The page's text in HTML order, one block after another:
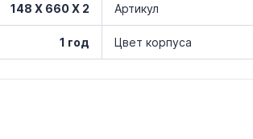
148 X 660 X 2 Артикул
1 год Цвет корпуса